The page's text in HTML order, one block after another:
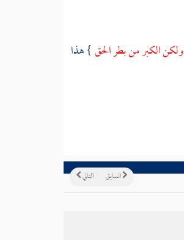
ولكن الكبر من بطر الحق} هذا
التالي السابق